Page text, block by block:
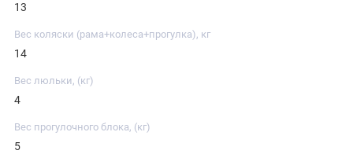
13
Вес коляски (рама+колеса+прогулка), кг
14
Вес люльки, (кг)
4
Вес прогулочного блока, (кг)
5